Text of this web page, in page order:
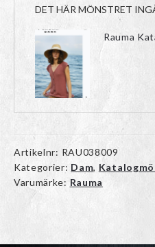
DET HÄR MÖNSTRET
Rauma
Artikelnr: RAU038009
Kategorier: Dam,
Varumärke: Rauma